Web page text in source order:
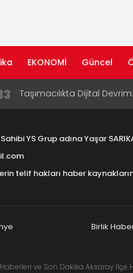
EKONOMİ Güncel
Taşımacılıkta Dijital
Çocuklara Bıraktı
Aksaray Esnaf Rehberi ile
Birlikhaber.com Yayın
YS Grup adına Yaşar
telif hakları haber
Birlik
ve Son Dakika Aksaray İlçe